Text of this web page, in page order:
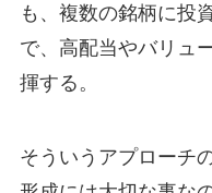
も、複数の銘柄に投
で、高配当やバリュ
揮する。
そういうアプローチ